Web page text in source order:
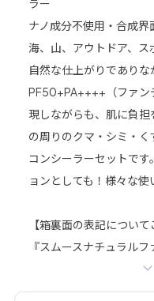
ラー
ナノ成分不使用・合成界
海、山、アウトドア、ス
自然な仕上がりであり
PF50+PA++++（ファン
現しながらも、肌に負
の周りのクマ・シミ・
コンシーラーセットで
ョンとしても！様々な使
【箱裏面の表記について
『スムースナチュラル
カバーコンシーラー』
しくは『ファンデーシ